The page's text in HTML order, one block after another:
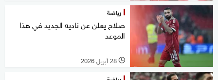
رياضة
صلاح يعلن عن ناديه الجديد في هذا
الموعد
l 28 أبريل 2026